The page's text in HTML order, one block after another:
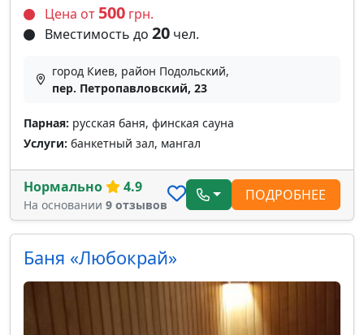
Цена от 500 грн.
Вместимость до 20 чел.
город Киев, район Подольский,
пер. Петропавловский, 23
Парная: русская баня, финская сауна
Услуги: банкетный зал, мангал
Нормально 4.9
На основании 9 отзывов
ПОДРОБНЕЕ
Баня «Любокрай»